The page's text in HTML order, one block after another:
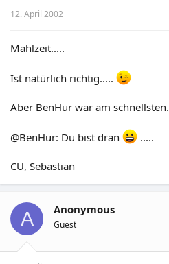
12. April 2002
Mahlzeit.....
Ist natürlich richtig.....
Aber BenHur war am schnellsten.
@BenHur: Du bist dran .....
CU, Sebastian
A Anonymous
Guest